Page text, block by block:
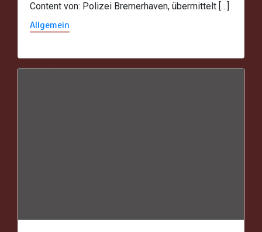
Content von: Polizei Bremerhaven, übermittelt […]
Allgemein